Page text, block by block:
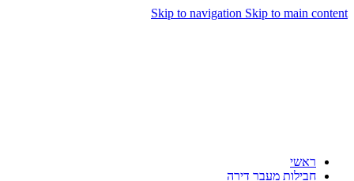
Skip to navigation Skip to main content
ראשי
חבילות מעבר דירה